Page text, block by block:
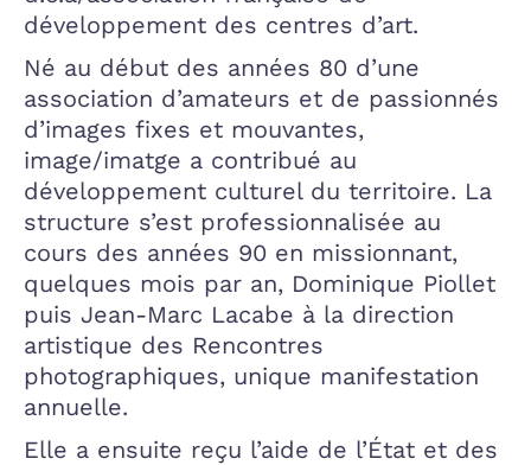
développement des centres d’art.
Né au début des années 80 d’une
association d’amateurs et de passionnés
d’images fixes et mouvantes,
image/imatge a contribué au
développement culturel du territoire. La
structure s’est professionnalisée au
cours des années 90 en missionnant,
quelques mois par an, Dominique Piollet
puis Jean-Marc Lacabe à la direction
artistique des Rencontres
photographiques, unique manifestation
annuelle.
Elle a ensuite reçu l’aide de l’État et des